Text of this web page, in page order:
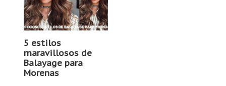
5 estilos
maravillosos de
Balayage para
Morenas